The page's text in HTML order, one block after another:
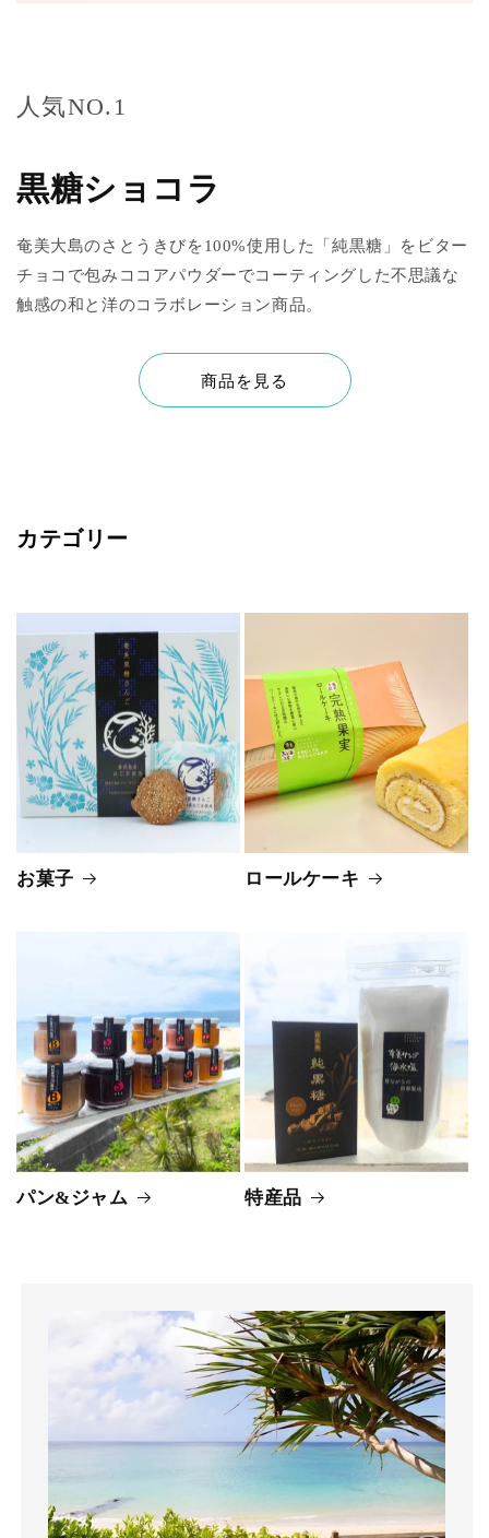
人気NO.1
黒糖ショコラ
奄美大島のさとうきびを100%使用した「純黒糖」をビター
チョコで包みココアパウダーでコーティングした不思議な
触感の和と洋のコラボレーション商品。
商品を見る
カテゴリー
お菓子 ロールケーキ
パン&ジャム 特産品